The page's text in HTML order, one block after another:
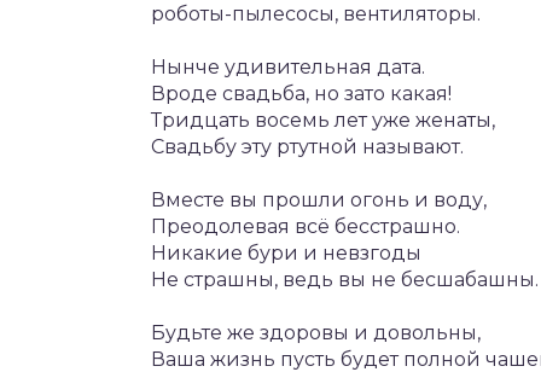
роботы-пылесосы, вентиляторы.
Нынче удивительная дата.
Вроде свадьба, но зато какая!
Тридцать восемь лет уже женаты,
Свадьбу эту ртутной называют.
Вместе вы прошли огонь и воду,
Преодолевая всё бесстрашно.
Никакие бури и невзгоды
Не страшны, ведь вы не бесшабашны.
Будьте же здоровы и довольны,
Ваша жизнь пусть будет полной